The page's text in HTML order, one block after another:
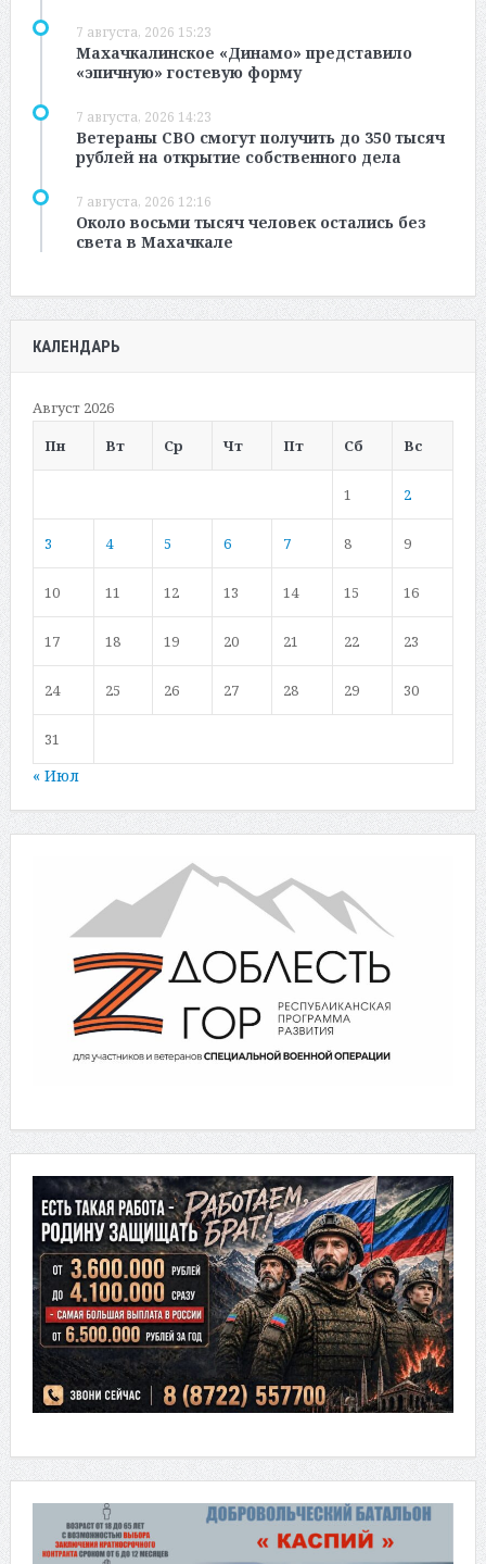
7 августа, 2026 15:23
Махачкалинское «Динамо» представило
«эпичную» гостевую форму
7 августа, 2026 14:23
Ветераны СВО смогут получить до 350 тысяч
рублей на открытие собственного дела
7 августа, 2026 12:16
Около восьми тысяч человек остались без
света в Махачкале
КАЛЕНДАРЬ
Август 2026
Пн
Вт Ср Чт Пт Сб Вс
1 2
3 4 5 6 7 8 9
10 11 12 13 14 15 16
17 18 19 20 21 22 23
24 25 26 27 28 29 30
31
« Июл